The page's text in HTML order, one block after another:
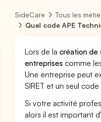
SideCare Tous les
Quel code APE
Lors de lacréation de
entreprises comme
Une entreprise peut
SIRET et un seul
Si votre activité
alors il est important